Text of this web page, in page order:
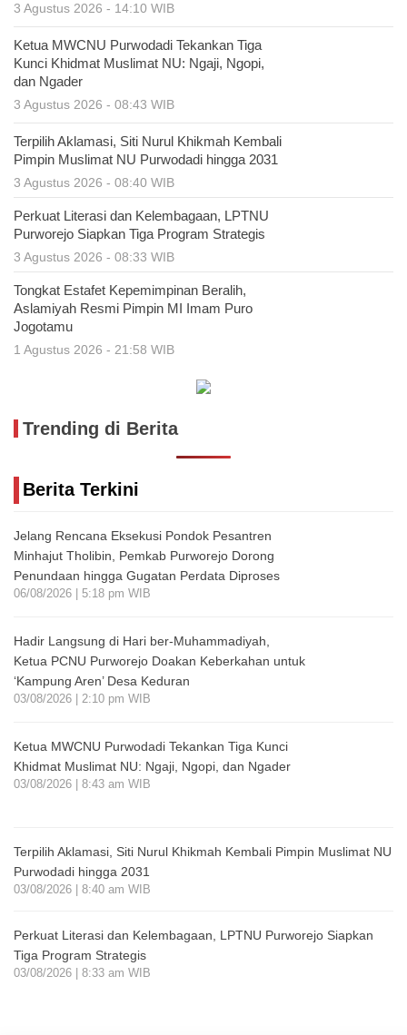
3 Agustus 2026 - 14:10 WIB
Ketua MWCNU Purwodadi Tekankan Tiga
Kunci Khidmat Muslimat NU: Ngaji, Ngopi,
dan Ngader
3 Agustus 2026 - 08:43 WIB
Terpilih Aklamasi, Siti Nurul Khikmah Kembali
Pimpin Muslimat NU Purwodadi hingga 2031
3 Agustus 2026 - 08:40 WIB
Perkuat Literasi dan Kelembagaan, LPTNU
Purworejo Siapkan Tiga Program Strategis
3 Agustus 2026 - 08:33 WIB
Tongkat Estafet Kepemimpinan Beralih,
Aslamiyah Resmi Pimpin MI Imam Puro
Jogotamu
1 Agustus 2026 - 21:58 WIB
Trending di Berita
Berita Terkini
Jelang Rencana Eksekusi Pondok Pesantren
Minhajut Tholibin, Pemkab Purworejo Dorong
Penundaan hingga Gugatan Perdata Diproses
06/08/2026 | 5:18 pm WIB
Hadir Langsung di Hari ber-Muhammadiyah,
Ketua PCNU Purworejo Doakan Keberkahan untuk
‘Kampung Aren’ Desa Keduran
03/08/2026 | 2:10 pm WIB
Ketua MWCNU Purwodadi Tekankan Tiga Kunci
Khidmat Muslimat NU: Ngaji, Ngopi, dan Ngader
03/08/2026 | 8:43 am WIB
Terpilih Aklamasi, Siti Nurul Khikmah Kembali Pimpin Muslimat NU
Purwodadi hingga 2031
03/08/2026 | 8:40 am WIB
Perkuat Literasi dan Kelembagaan, LPTNU Purworejo Siapkan
Tiga Program Strategis
03/08/2026 | 8:33 am WIB